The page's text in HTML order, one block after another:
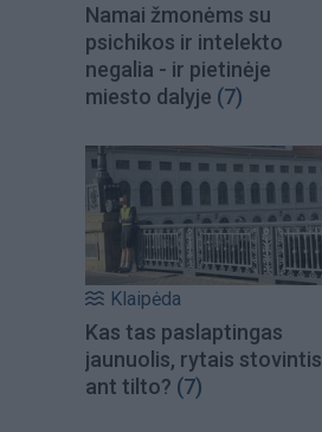
Namai žmonėms su
psichikos ir intelekto
negalia - ir pietinėje
miesto dalyje (7)
Klaipėda
Kas tas paslaptingas
jaunuolis, rytais stovintis
ant tilto? (7)